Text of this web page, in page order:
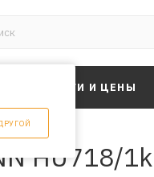
УСЛУГИ И ЦЕНЫ
HU718/1k